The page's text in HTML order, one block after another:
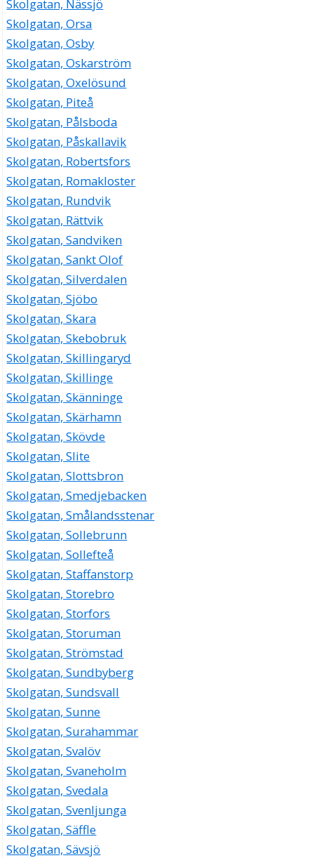
Skolgatan, Nässjö
Skolgatan, Orsa
Skolgatan, Osby
Skolgatan, Oskarström
Skolgatan, Oxelösund
Skolgatan, Piteå
Skolgatan, Pålsboda
Skolgatan, Påskallavik
Skolgatan, Robertsfors
Skolgatan, Romakloster
Skolgatan, Rundvik
Skolgatan, Rättvik
Skolgatan, Sandviken
Skolgatan, Sankt Olof
Skolgatan, Silverdalen
Skolgatan, Sjöbo
Skolgatan, Skara
Skolgatan, Skebobruk
Skolgatan, Skillingaryd
Skolgatan, Skillinge
Skolgatan, Skänninge
Skolgatan, Skärhamn
Skolgatan, Skövde
Skolgatan, Slite
Skolgatan, Slottsbron
Skolgatan, Smedjebacken
Skolgatan, Smålandsstenar
Skolgatan, Sollebrunn
Skolgatan, Sollefteå
Skolgatan, Staffanstorp
Skolgatan, Storebro
Skolgatan, Storfors
Skolgatan, Storuman
Skolgatan, Strömstad
Skolgatan, Sundbyberg
Skolgatan, Sundsvall
Skolgatan, Sunne
Skolgatan, Surahammar
Skolgatan, Svalöv
Skolgatan, Svaneholm
Skolgatan, Svedala
Skolgatan, Svenljunga
Skolgatan, Säffle
Skolgatan, Sävsjö